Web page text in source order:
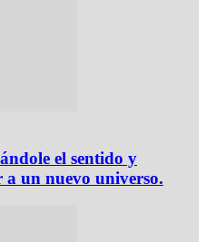
el sentido y
a un nuevo universo.